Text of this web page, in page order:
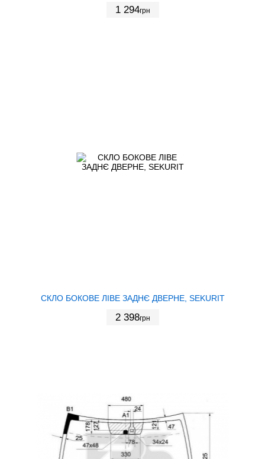
1 294грн
СКЛО БОКОВЕ ЛІВЕ ЗАДНЄ ДВЕРНЕ, SEKURIT
2 398грн